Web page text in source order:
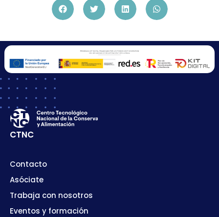
CTNC
Contacto
Asóciate
Trabaja con nosotros
Eventos y formación